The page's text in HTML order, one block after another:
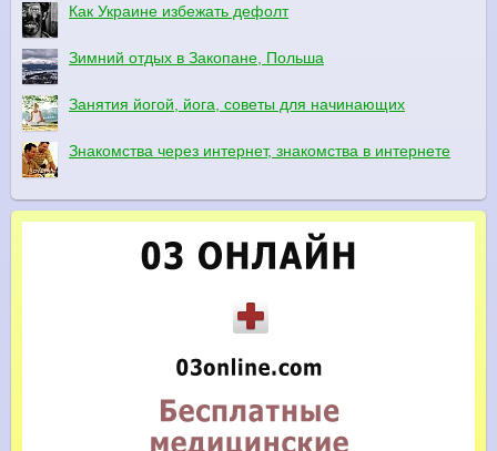
Как Украине избежать дефолт
Зимний отдых в Закопане, Польша
Занятия йогой, йога, советы для начинающих
Знакомства через интернет, знакомства в интернете